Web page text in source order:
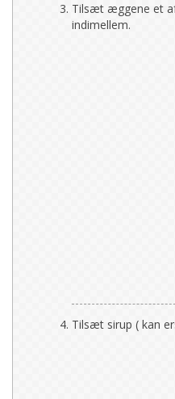
Tilsæt æggene et
indimellem.
Tilsæt sirup ( kan